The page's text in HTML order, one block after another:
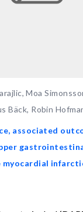
Moa
Bäck, Robin
associated